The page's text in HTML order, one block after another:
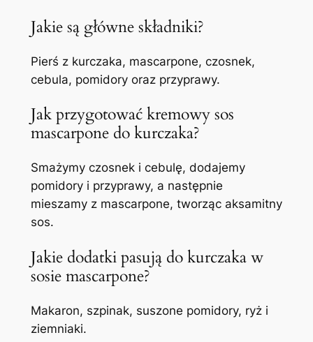
Jakie są główne składniki?
Pierś z kurczaka, mascarpone, czosnek,
cebula, pomidory oraz przyprawy.
Jak przygotować kremowy sos
mascarpone do kurczaka?
Smażymy czosnek i cebulę, dodajemy
pomidory i przyprawy, a następnie
mieszamy z mascarpone, tworząc aksamitny
sos.
Jakie dodatki pasują do kurczaka w
sosie mascarpone?
Makaron, szpinak, suszone pomidory, ryż i
ziemniaki.